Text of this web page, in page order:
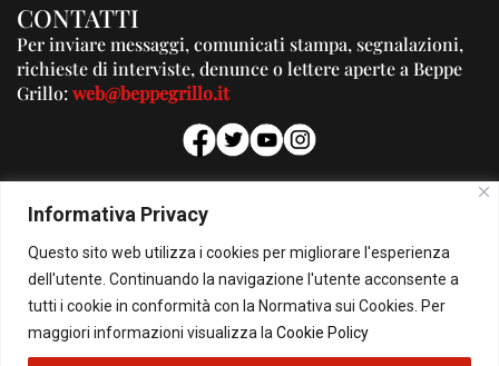
Informativa Privacy
Questo sito web utilizza i cookies per migliorare l'esperienza
dell'utente. Continuando la navigazione l'utente acconsente a
tutti i cookie in conformità con la Normativa sui Cookies. Per
maggiori informazioni visualizza la Cookie Policy
CONTATTI
Per inviare messaggi, comunicati stampa, segnalazioni,
richieste di interviste, denunce o lettere aperte a Beppe
Grillo:web@beppegrillo.it
PUBBLICITA'
Per la tua pubblicità su questo Blog:
pubblicita@beppegrillo.it